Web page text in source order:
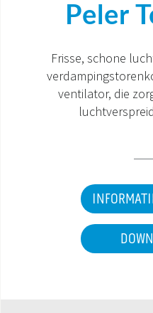
GEÏNTEGREERDE SYSTEMEN
CONTACTEN
Peler
Frisse, schone
ventilator, die